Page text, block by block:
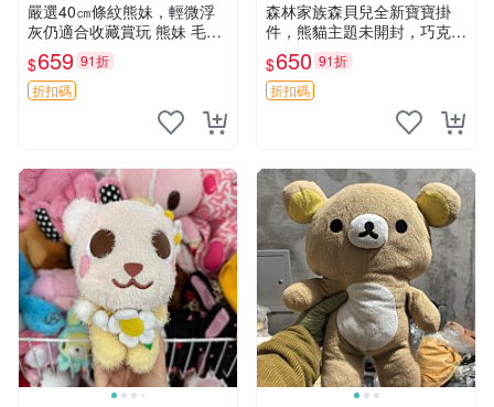
嚴選40㎝條紋熊妹，輕微浮
灰仍適合收藏賞玩 熊妹 毛絨
玩具 浮雕熊
$659 91折
折扣碼
森林家族森貝兒全新寶寶掛
件，熊貓主題未開封，巧克力
兔牛奶兔郁金香兔貓吉娃娃嚴
選，適合收藏 熊貓 森林 寶寶
$650 91折
折扣碼